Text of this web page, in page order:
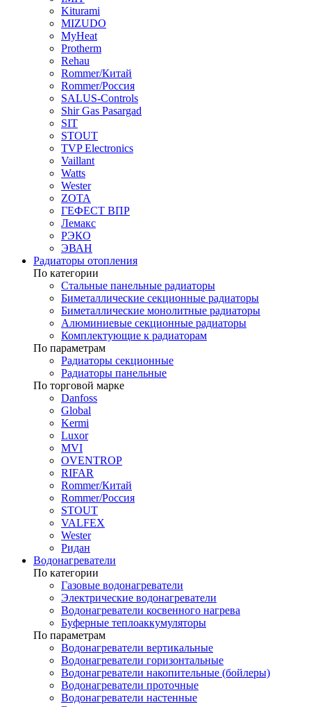
Kiturami
MIZUDO
MyHeat
Protherm
Rehau
Rommer/Китай
Rommer/Россия
SALUS-Controls
Shir Gas Pasargad
SIT
STOUT
TVP Electronics
Vaillant
Watts
Wester
ZOTA
ГЕФЕСТ ВПР
Лемакс
РЭКО
ЭВАН
Радиаторы отопления
По категории
Стальные панельные радиаторы
Биметаллические секционные радиаторы
Биметаллические монолитные радиаторы
Алюминиевые секционные радиаторы
Комплектующие к радиаторам
По параметрам
Радиаторы секционные
Радиаторы панельные
По торговой марке
Danfoss
Global
Kermi
Luxor
MVI
OVENTROP
RIFAR​
Rommer/Китай
Rommer/Россия
STOUT
VALFEX
Wester
Ридан
Водонагреватели
По категории
Газовые водонагреватели
Электрические водонагреватели
Водонагреватели косвенного нагрева
Буферные теплоаккумуляторы
По параметрам
Водонагреватели вертикальные
Водонагреватели горизонтальные
Водонагреватели накопительные (бойлеры)
Водонагреватели проточные
Водонагреватели настенные